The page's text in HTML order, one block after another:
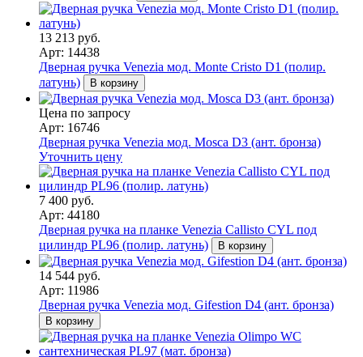
13 213 руб.
Арт: 14438
Дверная ручка Venezia мод. Monte Cristo D1 (полир.
латунь)
В корзину
Цена по запросу
Арт: 16746
Дверная ручка Venezia мод. Mosca D3 (ант. бронза)
Уточнить цену
7 400 руб.
Арт: 44180
Дверная ручка на планке Venezia Callisto CYL под
цилиндр PL96 (полир. латунь)
В корзину
14 544 руб.
Арт: 11986
Дверная ручка Venezia мод. Gifestion D4 (ант. бронза)
В корзину